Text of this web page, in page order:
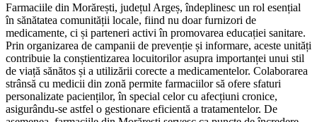
Farmaciile din Morărești, județul Argeș, îndeplinesc un rol esențial
în sănătatea comunității locale, fiind nu doar furnizori de
medicamente, ci și parteneri activi în promovarea educației sanitare.
Prin organizarea de campanii de prevenție și informare, aceste unități
contribuie la conștientizarea locuitorilor asupra importanței unui stil
de viață sănătos și a utilizării corecte a medicamentelor. Colaborarea
strânsă cu medicii din zonă permite farmaciilor să ofere sfaturi
personalizate pacienților, în special celor cu afecțiuni cronice,
asigurându-se astfel o gestionare eficientă a tratamentelor. De